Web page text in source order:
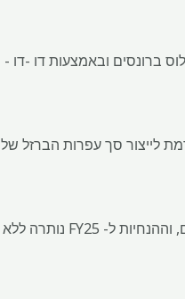
ברונסים ובאמצעות דו -דו -
שיא, והפיקה 25 מיליון טונות לשנה, ותורמת לייצור סך עפרות הברזל של
"המוקד העיקרי בשוק היה על נחושת והייצור הגיע לקראת הציפיות, עם תוצאה חזקה של לוס ברונוסים, וההנחיות ל- FY25 נותרה ללא